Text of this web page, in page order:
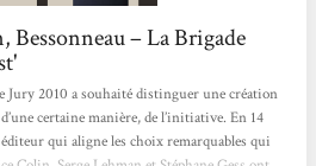
Bessonneau – La Brigade
Jury 2010 a souhaité distinguer une création
certaine manière, de l’initiative. En 14
éditeur qui aligne les choix remarquables qui